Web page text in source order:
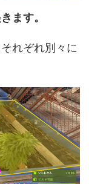
ます。
れぞれ別々に